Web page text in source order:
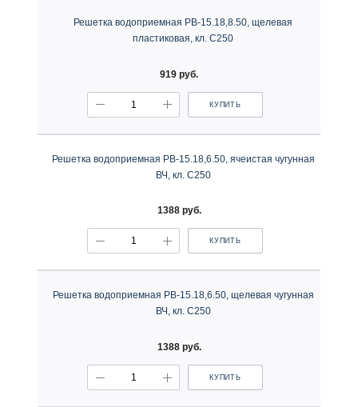
Решетка водоприемная РВ-15.18,8.50, щелевая
пластиковая, кл. С250
919 руб.
КУПИТЬ
Решетка водоприемная РВ-15.18,6.50, ячеистая чугунная
ВЧ, кл. С250
1388 руб.
КУПИТЬ
Решетка водоприемная РВ-15.18,6.50, щелевая чугунная
ВЧ, кл. С250
1388 руб.
КУПИТЬ